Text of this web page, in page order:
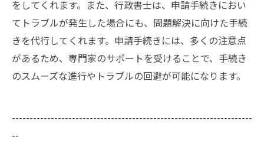
をしてくれます。また、行政書士は、申請手続きにおい
てトラブルが発生した場合にも、問題解決に向けた手続
きを代行してくれます。申請手続きには、多くの注意点
があるため、専門家のサポートを受けることで、手続き
のスムーズな進行やトラブルの回避が可能になります。
--------------------------------------------------------------------
--